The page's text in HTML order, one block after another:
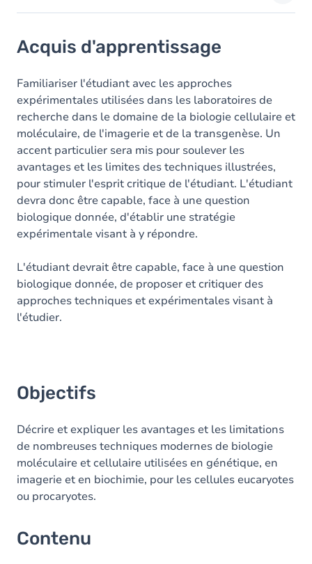
Objectifs
Contenu
Table des matières
Acquis d'apprentissage
Familiariser l'étudiant avec les approches
expérimentales utilisées dans les laboratoires de
recherche dans le domaine de la biologie cellulaire et
moléculaire, de l'imagerie et de la transgenèse. Un
accent particulier sera mis pour soulever les
avantages et les limites des techniques illustrées,
pour stimuler l'esprit critique de l'étudiant. L'étudiant
devra donc être capable, face à une question
biologique donnée, d'établir une stratégie
expérimentale visant à y répondre.
L'étudiant devrait être capable, face à une question
biologique donnée, de proposer et critiquer des
approches techniques et expérimentales visant à
l'étudier.
Objectifs
Décrire et expliquer les avantages et les limitations
de nombreuses techniques modernes de biologie
moléculaire et cellulaire utilisées en génétique, en
imagerie et en biochimie, pour les cellules eucaryotes
ou procaryotes.
Contenu